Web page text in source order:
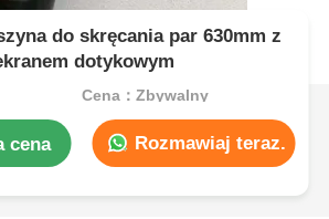
do skręcania par 630mm z
dotykowym
Cena：Zbywalny
cena Rozmawiaj teraz.